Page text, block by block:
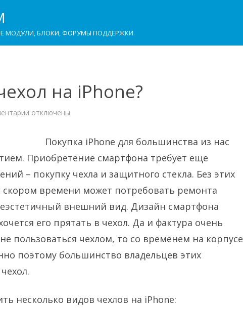
МОДУЛИ, БЛОКИ, ФОРУМЫ ПОДДЕРЖКИ.
на iPhone?
к
чехол
iPhone?
отключены
Покупка iPhone для большинства из нас
Приобретение смартфона требует еще
– покупку чехла и защитного стекла. Без этих
скором времени может потребовать ремонта
внешний вид. Дизайн смартфона
его прятать в чехол. Да и фактура очень
пользоваться чехлом, то со временем на корпусе
поэтому большинство владельцев этих
несколько видов чехлов на iPhone: